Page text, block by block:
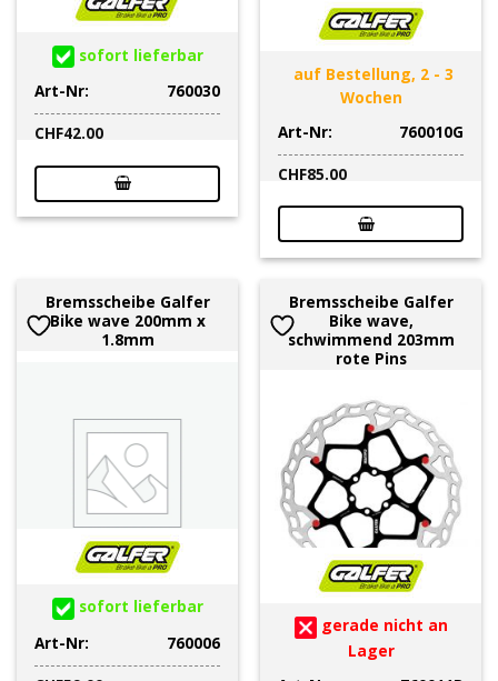
sofort lieferbar
Art-Nr:
760030
CHF42.00
auf Bestellung, 2 - 3
Wochen
Art-Nr:
760010G
CHF85.00
Bremsscheibe Galfer
Bike wave 200mm x
1.8mm
sofort lieferbar
Art-Nr:
760006
Bremsscheibe Galfer
Bike wave,
schwimmend 203mm
rote Pins
gerade nicht an
Lager